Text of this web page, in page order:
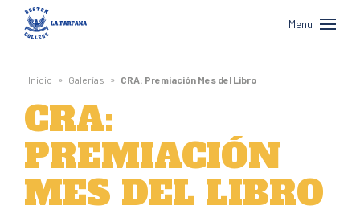
Boston
College
La
Farfana
Menu
Inicio » Galerías » CRA: Premiación Mes del Libro
CRA:
PREMIACIÓN
MES DEL LIBRO